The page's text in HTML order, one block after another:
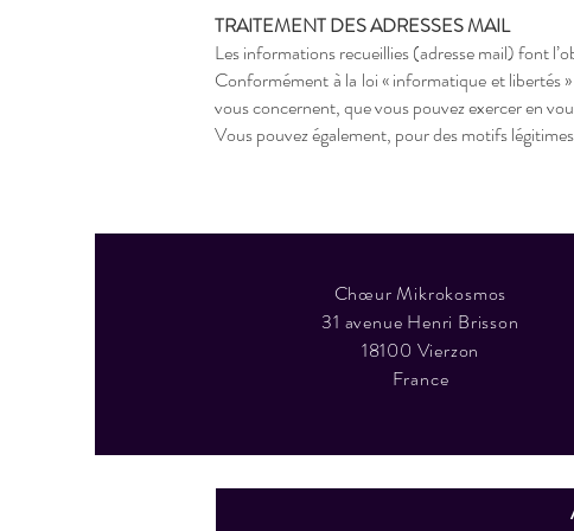
TRAITEMENT DES ADRESSES MAIL
Les informations recueillies (adresse mail) font
Conformément à la loi « informatique et libertés
vous concernent, que vous pouvez exercer en
Vous pouvez également, pour des motifs
Chœur Mikrokosmos
31 avenue Henri Brisson
18100 Vierzon
France